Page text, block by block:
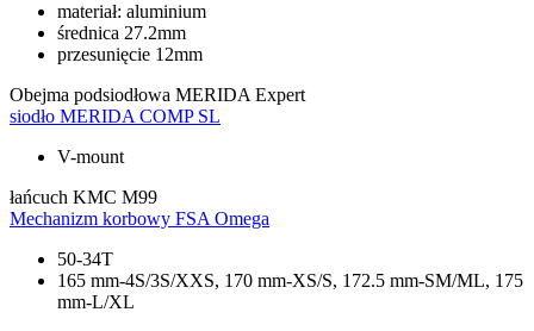
materiał: aluminium
średnica 27.2mm
przesunięcie 12mm
Obejma podsiodłowa MERIDA Expert
siodło MERIDA COMP SL
V-mount
łańcuch KMC M99
Mechanizm korbowy FSA Omega
50-34T
165 mm-4S/3S/XXS, 170 mm-XS/S, 172.5 mm-SM/ML, 175
mm-L/XL